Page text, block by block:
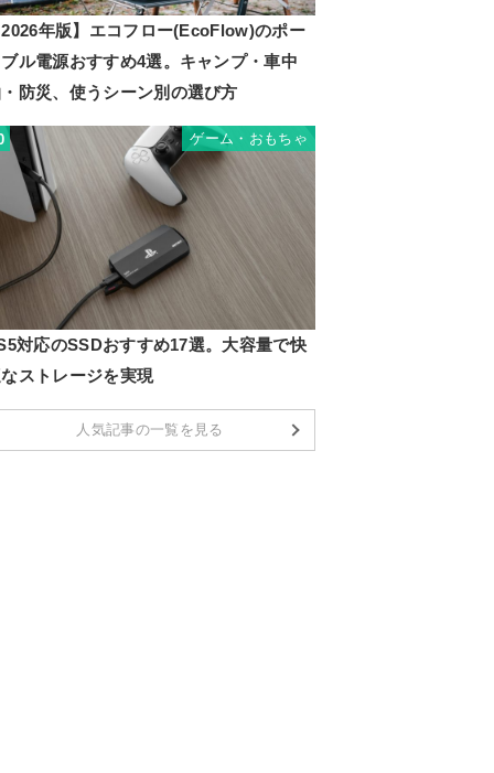
年版】エコフロー(EcoFlow)のポー
ル電源おすすめ4選。キャンプ・車中
防災、使うシーン別の選び方
ゲーム・おもちゃ
対応のSSDおすすめ17選。大容量で快
ストレージを実現
人気記事の一覧を見る